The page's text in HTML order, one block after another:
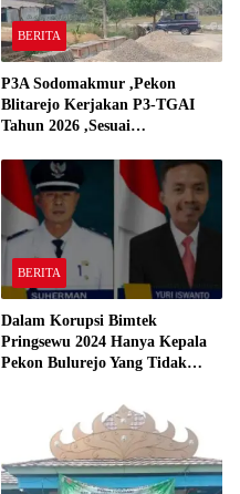
BERITA
P3A Sodomakmur ,Pekon
Blitarejo Kerjakan P3-TGAI
Tahun 2026 ,Sesuai
BERITA
Dalam Korupsi Bimtek
Pringsewu 2024 Hanya Kepala
Pekon Bulurejo Yang Tidak